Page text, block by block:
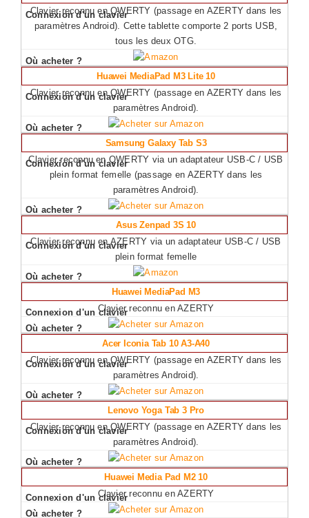
Clavier reconnu en QWERTY (passage en AZERTY dans les
paramètres Android). Cette tablette comporte 2 ports USB,
tous les deux OTG.
Huawei MediaPad M3 Lite 10
Clavier reconnu en QWERTY (passage en AZERTY dans les
paramètres Android).
Samsung Galaxy Tab S3
Clavier reconnu en QWERTY via un adaptateur USB-C / USB
plein format femelle (passage en AZERTY dans les
paramètres Android).
Asus Zenpad 3S 10
Clavier reconnu en AZERTY via un adaptateur USB-C / USB
plein format femelle
Huawei MediaPad M3
Clavier reconnu en AZERTY
Acer Iconia Tab 10 A3-A40
Clavier reconnu en QWERTY (passage en AZERTY dans les
paramètres Android).
Lenovo Yoga Tab 3 Pro
Clavier reconnu en QWERTY (passage en AZERTY dans les
paramètres Android).
Huawei Media Pad M2 10
Clavier reconnu en AZERTY